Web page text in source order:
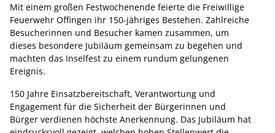
Mit einem großen Festwochenende feierte die Freiwillige
Feuerwehr Offingen ihr 150-jähriges Bestehen. Zahlreiche
Besucherinnen und Besucher kamen zusammen, um
dieses besondere Jubiläum gemeinsam zu begehen und
machten das Inselfest zu einem rundum gelungenen
Ereignis.
150 Jahre Einsatzbereitschaft, Verantwortung und
Engagement für die Sicherheit der Bürgerinnen und
Bürger verdienen höchste Anerkennung. Das Jubiläum hat